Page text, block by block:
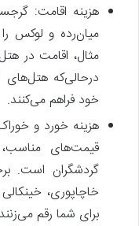
هزینه اقامت:
میان‌رده و لوکس را
خود فراهم می‌کنند.
هزینه خورد و
قیمت‌های
گردشگران است.
خاچاپوری،
برای شما رقم